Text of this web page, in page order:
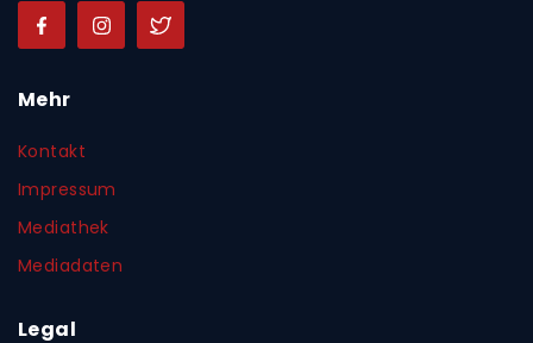
Mehr
Kontakt
Impressum
Mediathek
Mediadaten
Legal